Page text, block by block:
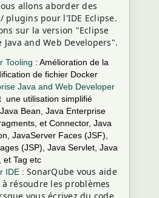
allons aborder des
plugins pour l'IDE Eclipse.
sur la version "Eclipse
and Web Developers".
Tooling : Amélioration de la
de fichier Docker
Java and Web Developer
une utilisation simplifié
Bean, Java Enterprise
et Connector, Java
JavaServer Faces (JSF),
(JSP), Java Servlet, Java
et Tag etc
IDE : SonarQube vous aide
résoudre les problèmes